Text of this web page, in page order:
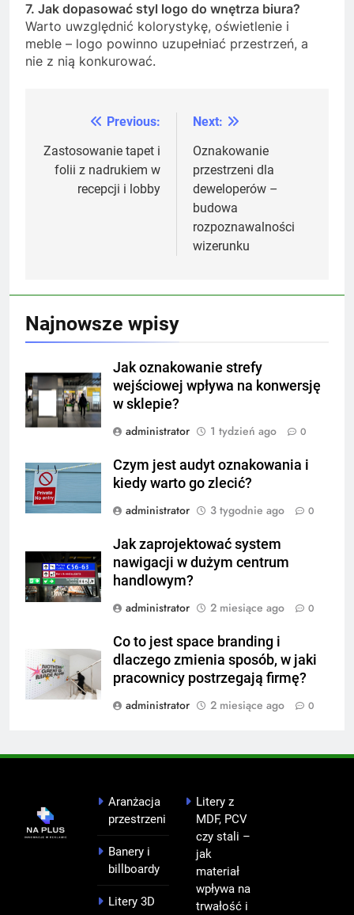
7. Jak dopasować styl logo do wnętrza biura?
Warto uwzględnić kolorystykę, oświetlenie i
meble – logo powinno uzupełniać przestrzeń, a
nie z nią konkurować.
Nawigacja
wpisu
Previous:
Zastosowanie tapet i
folii z nadrukiem w
recepcji i lobby
Next:
Oznakowanie
przestrzeni dla
deweloperów –
budowa
rozpoznawalności
wizerunku
Najnowsze wpisy
Jak oznakowanie strefy
wejściowej wpływa na konwersję
w sklepie?
administrator
1 tydzień ago 0
Czym jest audyt oznakowania i
kiedy warto go zlecić?
administrator
3 tygodnie ago 0
Jak zaprojektować system
nawigacji w dużym centrum
handlowym?
administrator
2 miesiące ago 0
Co to jest space branding i
dlaczego zmienia sposób, w jaki
pracownicy postrzegają firmę?
administrator
2 miesiące ago 0
Aranżacja
przestrzeni
Banery i
billboardy
Litery 3D
Litery z
MDF, PCV
czy stali –
jak
materiał
wpływa na
trwałość i